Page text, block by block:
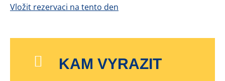
Vložit rezervaci na tento den
KAM VYRAZIT